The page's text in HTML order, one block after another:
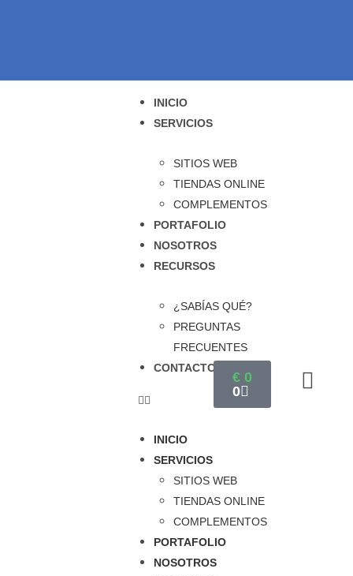
INICIO
SERVICIOS
SITIOS WEB
TIENDAS ONLINE
COMPLEMENTOS
PORTAFOLIO
NOSOTROS
RECURSOS
¿SABÍAS QUÉ?
PREGUNTAS
FRECUENTES
CONTACTO
INICIO
SERVICIOS
SITIOS WEB
TIENDAS ONLINE
COMPLEMENTOS
PORTAFOLIO
NOSOTROS
€0
0